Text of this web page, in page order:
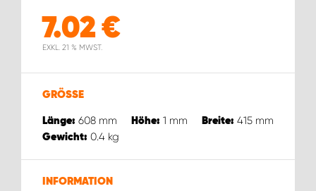
7.02€
EXKL. 21 % MWST.
GRÖSSE
Länge: 608 mm Höhe: 1 mm Breite: 415 mm
Gewicht: 0.4 kg
INFORMATION